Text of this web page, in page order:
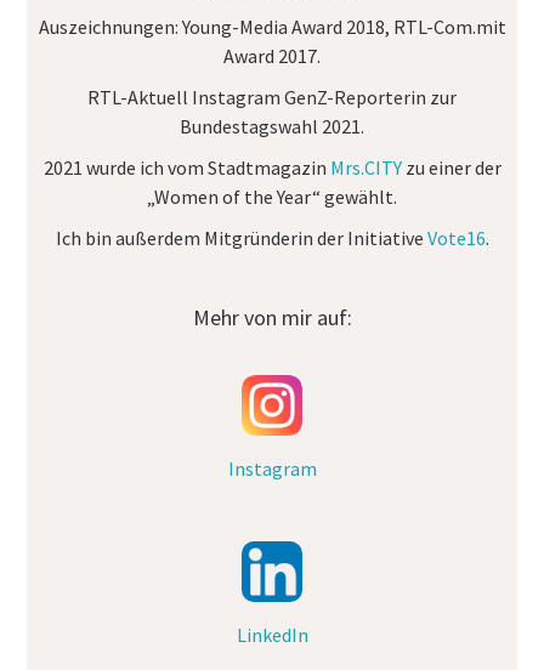
Auszeichnungen:Young-Media Award 2018, RTL-Com.mit
Award 2017.
RTL-Aktuell Instagram GenZ-Reporterin zur
Bundestagswahl 2021.
2021 wurde ich vom Stadtmagazin Mrs.CITYzu einer der
„Women of the Year“ gewählt.
Ich bin außerdem Mitgründerin der Initiative Vote16.
Mehr von mir auf:
Instagram
LinkedIn